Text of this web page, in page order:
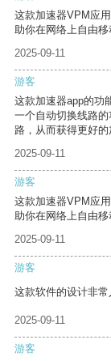
这款加速器VPM应
助你在网络上自由移
2025-09-11
游客
这款加速器app的功
一个自动切换线路
路，从而获得更好的
2025-09-11
游客
这款加速器VPM应
助你在网络上自由移
2025-09-11
游客
这款软件的设计非常
2025-09-11
游客